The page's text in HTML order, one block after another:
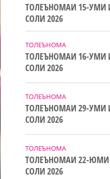
ТОЛЕЪНОМАИ 15-
СОЛИ 2026
ТОЛЕЪНОМА
ТОЛЕЪНОМАИ 16-
СОЛИ 2026
ТОЛЕЪНОМА
ТОЛЕЪНОМАИ 29-
СОЛИ 2026
ТОЛЕЪНОМА
ТОЛЕЪНОМАИ 22-
СОЛИ 2026